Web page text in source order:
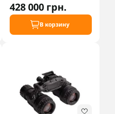
428 000 грн.
В корзину